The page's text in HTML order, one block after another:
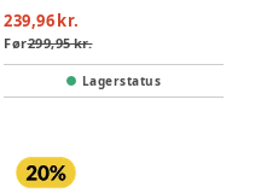
239,96 kr.
Før299,95 kr.
Lagerstatus